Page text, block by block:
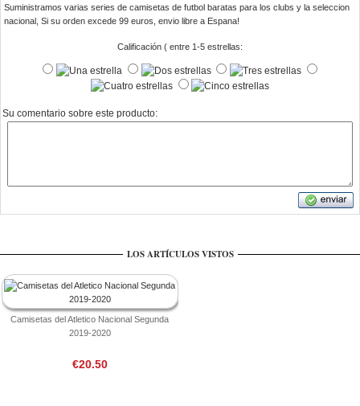
Suministramos varias series de camisetas de futbol baratas para los clubs y la seleccion
nacional, Si su orden excede 99 euros, envio libre a Espana!
Calificación ( entre 1-5 estrellas:
Su comentario sobre este producto:
LOS ARTÍCULOS VISTOS
Camisetas del Atletico Nacional Segunda
2019-2020
€20.50